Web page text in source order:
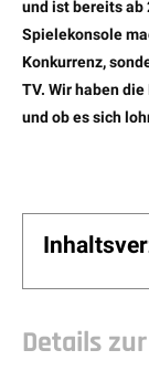
und ist bereits ab
Spielekonsole
Konkurrenz,
TV. Wir haben
und ob es sich
Details